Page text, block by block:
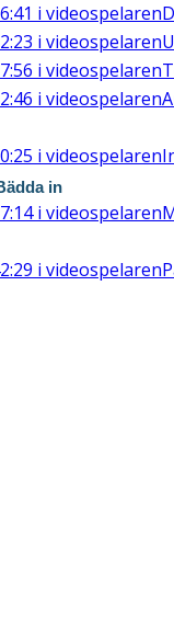
i videospelaren
i videospelaren
i videospelaren
i videospelaren
i videospelaren
i videospelaren
i videospelaren
in